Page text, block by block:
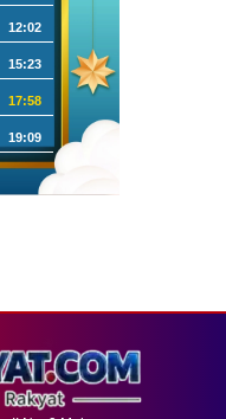
12:02
15:23
17:58
19:09